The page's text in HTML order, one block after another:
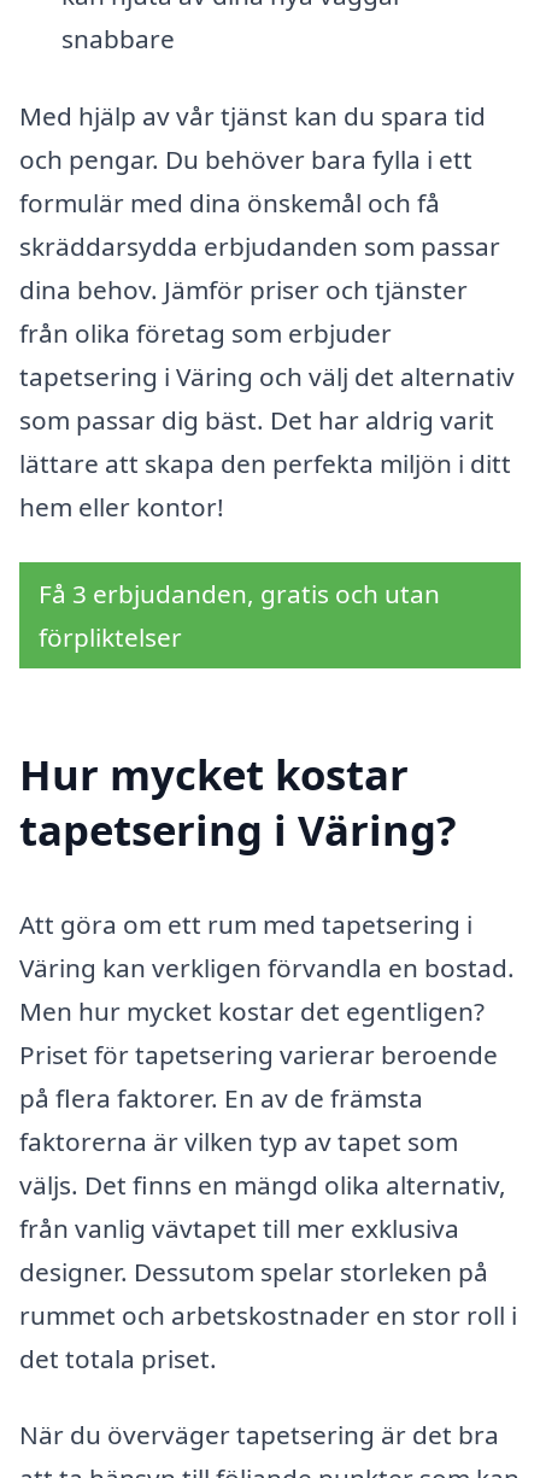
snabbare
Med hjälp av vår tjänst kan du spara tid
och pengar. Du behöver bara fylla i ett
formulär med dina önskemål och få
skräddarsydda erbjudanden som passar
dina behov. Jämför priser och tjänster
från olika företag som erbjuder
tapetsering i Väring och välj det alternativ
som passar dig bäst. Det har aldrig varit
lättare att skapa den perfekta miljön i ditt
hem eller kontor!
Få 3 erbjudanden, gratis och utan
förpliktelser
Hur mycket kostar
tapetsering i Väring?
Att göra om ett rum med tapetsering i
Väring kan verkligen förvandla en bostad.
Men hur mycket kostar det egentligen?
Priset för tapetsering varierar beroende
på flera faktorer. En av de främsta
faktorerna är vilken typ av tapet som
väljs. Det finns en mängd olika alternativ,
från vanlig vävtapet till mer exklusiva
designer. Dessutom spelar storleken på
rummet och arbetskostnader en stor roll i
det totala priset.
När du överväger tapetsering är det bra